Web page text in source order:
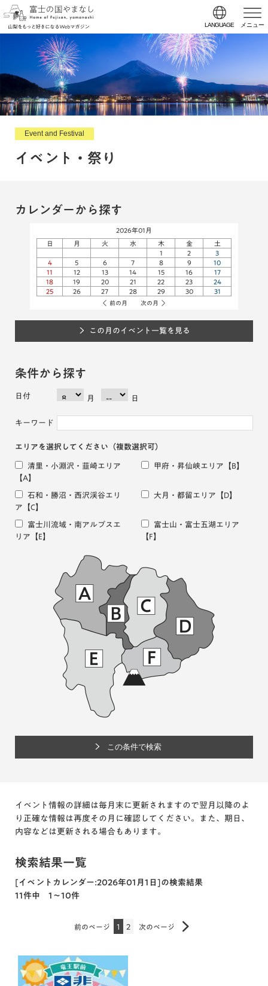
LANGUAGE メニュー
Event and Festival
イベント・祭り
カレンダーから探す
2026年01月
日
月 火 水 木 金
土
1
2
3
4
5 6 7 8 9
10
11
12 13 14 15 16
17
18
19 20 21 22 23
24
25
26 27 28 29 30 31
前の月 次の月
この月のイベント一覧を見る
条件から探す
日付 月 日
キーワード
エリアを選択してください （複数選択可）
清里・小淵沢・韮崎エリア
【A】
甲府・昇仙峡エリア 【B】
石和・勝沼・西沢渓谷エリ
ア 【C】
大月・都留エリア 【D】
富士川流域・南アルプスエ
リア 【E】
富士山・富士五湖エリア
【F】
イベント情報の詳細は毎月末に更新されますので翌月以降のよ
り正確な情報は再度その月に確認してください。また、期日、
内容などは更新される場合もあります。
検索結果一覧
[イベントカレンダー:2026年01月1日]の検索結果
11件中 1～10件
前のページ 1 2 次のページ